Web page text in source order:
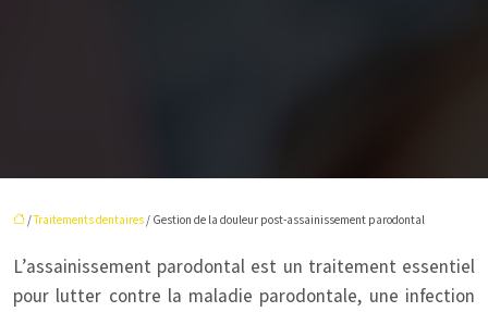
/Traitements dentaires / Gestion de la douleur post-assainissement parodontal
L’assainissement parodontal est un traitement essentiel
pour lutter contre la maladie parodontale, une infection